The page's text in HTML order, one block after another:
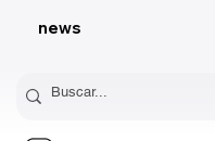
news